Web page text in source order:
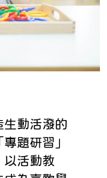
生動活潑的
題研習」
以活動教